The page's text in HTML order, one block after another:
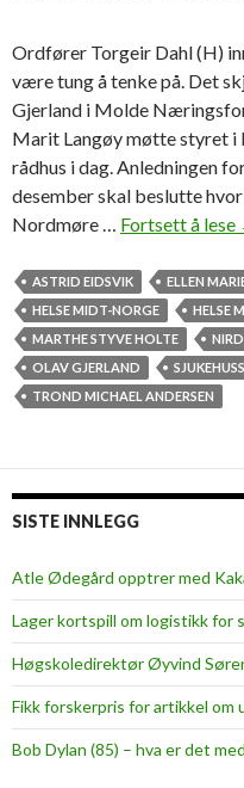
Ordfører Torgeir Dahl (H)
være tung å tenke på. Det
Gjerland i Molde
Marit Langøy møtte styret
rådhus i dag. Anledningen
desember skal beslutte
Nordmøre … Fortsett å lese
s
ASTRID EIDSVIK ELLEN
HELSE MIDT-NORGE
HELSE
MARTHE STYVE HOLTE
OLAV GJERLAND
TROND MICHAEL ANDERSEN
SISTE INNLEGG
Atle Ødegård opptrer med
Lager kortspill om logistikk for
Høgskoledirektør Øyvind
Fikk forskerpris for artikkel
Bob Dylan (85) – hva er det